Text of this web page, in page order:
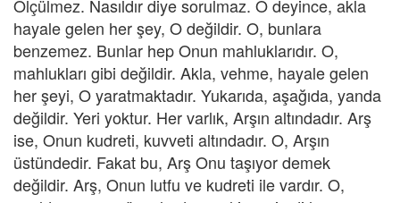
Ölçülmez. Nasıldır diye sorulmaz. O deyince, akla
hayale gelen her şey, O değildir. O, bunlara
benzemez. Bunlar hep Onun mahluklarıdır. O,
mahlukları gibi değildir. Akla, vehme, hayale gelen
her şeyi, O yaratmaktadır. Yukarıda, aşağıda, yanda
değildir. Yeri yoktur. Her varlık, Arşın altındadır. Arş
ise, Onun kudreti, kuvveti altındadır. O, Arşın
üstündedir. Fakat bu, Arş Onu taşıyor demek
değildir. Arş, Onun lutfu ve kudreti ile vardır. O,